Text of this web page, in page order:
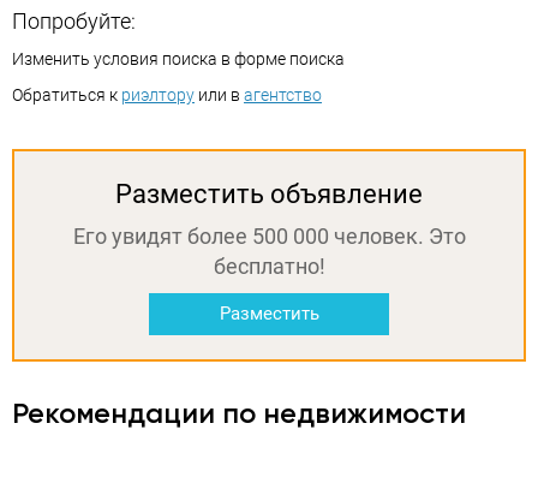
Попробуйте:
Изменить условия поиска в форме поиска
Обратиться к риэлтору или в агентство
Разместить объявление
Его увидят более 500 000 человек. Это
бесплатно!
Разместить
Рекомендации по недвижимости